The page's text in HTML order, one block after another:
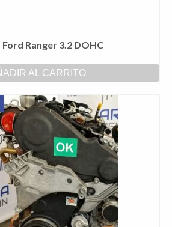
Ranger 3.2 DOHC
AL CARRITO